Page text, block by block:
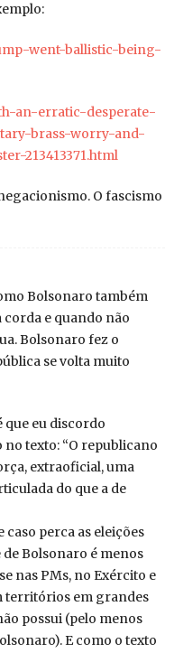
went-ballistic-being-
an-erratic-desperate-
brass-worry-and-
213413371.html
O fascismo
Bolsonaro também
corda e quando não
Bolsonaro fez o
se volta muito
que eu discordo
texto: “O republicano
extraoficial, uma
do que a de
perca as eleições
de Bolsonaro é menos
nas PMs, no Exército e
territórios em grandes
possui (pelo menos
E como o texto